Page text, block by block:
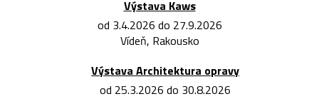
Výstava Kaws
od 3.4.2026 do 27.9.2026
Vídeň, Rakousko
Výstava Architektura opravy
od 25.3.2026 do 30.8.2026